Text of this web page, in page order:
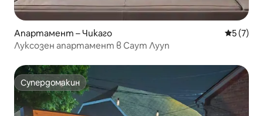
Апартамент – Чикаго Средна
5 (7)
Луксозен апартамент в Саут Лууп
Супердомакин
Супердомакин